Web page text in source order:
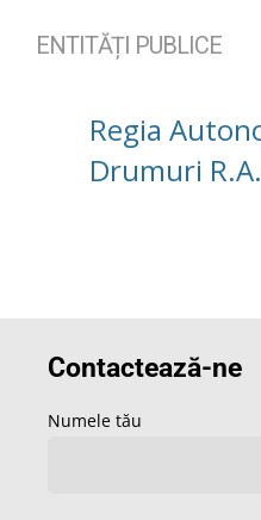
ENTITĂȚI PUBLICE
Regia
Drumuri R.A.